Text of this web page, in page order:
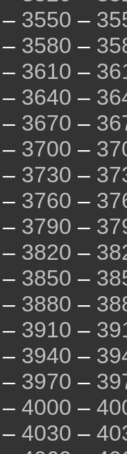
– 3550 –
– 3580 –
– 3610 –
– 3640 –
– 3670 –
– 3700 –
– 3730 –
– 3760 –
– 3790 –
– 3820 –
– 3850 –
– 3880 –
– 3910 –
– 3940 –
– 3970 –
– 4000 –
– 4030 –